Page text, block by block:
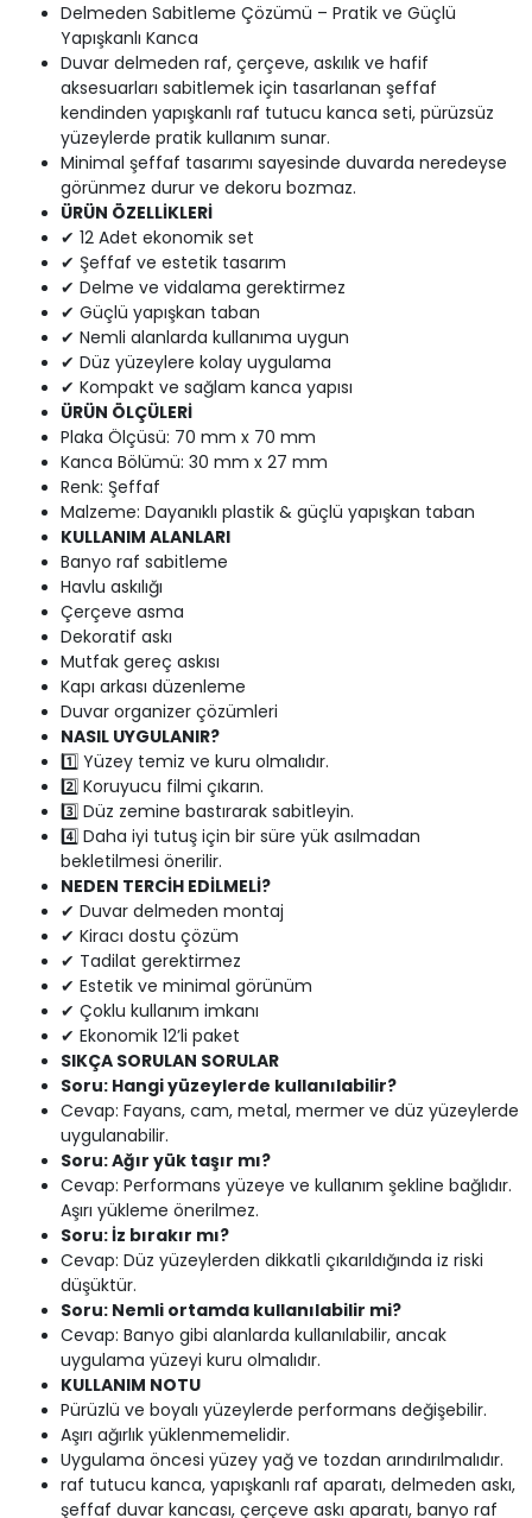
Delmeden Sabitleme Çözümü – Pratik ve Güçlü
Yapışkanlı Kanca
Duvar delmeden raf, çerçeve, askılık ve hafif
aksesuarları sabitlemek için tasarlanan şeffaf
kendinden yapışkanlı raf tutucu kanca seti, pürüzsüz
yüzeylerde pratik kullanım sunar.
Minimal şeffaf tasarımı sayesinde duvarda neredeyse
görünmez durur ve dekoru bozmaz.
ÜRÜN ÖZELLİKLERİ
✔ 12 Adet ekonomik set
✔ Şeffaf ve estetik tasarım
✔ Delme ve vidalama gerektirmez
✔ Güçlü yapışkan taban
✔ Nemli alanlarda kullanıma uygun
✔ Düz yüzeylere kolay uygulama
✔ Kompakt ve sağlam kanca yapısı
ÜRÜN ÖLÇÜLERİ
Plaka Ölçüsü: 70 mm x 70 mm
Kanca Bölümü: 30 mm x 27 mm
Renk: Şeffaf
Malzeme: Dayanıklı plastik & güçlü yapışkan taban
KULLANIM ALANLARI
Banyo raf sabitleme
Havlu askılığı
Çerçeve asma
Dekoratif askı
Mutfak gereç askısı
Kapı arkası düzenleme
Duvar organizer çözümleri
NASIL UYGULANIR?
1️⃣ Yüzey temiz ve kuru olmalıdır.
2️⃣ Koruyucu filmi çıkarın.
3️⃣ Düz zemine bastırarak sabitleyin.
4️⃣ Daha iyi tutuş için bir süre yük asılmadan
bekletilmesi önerilir.
NEDEN TERCİH EDİLMELİ?
✔ Duvar delmeden montaj
✔ Kiracı dostu çözüm
✔ Tadilat gerektirmez
✔ Estetik ve minimal görünüm
✔ Çoklu kullanım imkanı
✔ Ekonomik 12’li paket
SIKÇA SORULAN SORULAR
Soru: Hangi yüzeylerde kullanılabilir?
Cevap: Fayans, cam, metal, mermer ve düz yüzeylerde
uygulanabilir.
Soru: Ağır yük taşır mı?
Cevap: Performans yüzeye ve kullanım şekline bağlıdır.
Aşırı yükleme önerilmez.
Soru: İz bırakır mı?
Cevap: Düz yüzeylerden dikkatli çıkarıldığında iz riski
düşüktür.
Soru: Nemli ortamda kullanılabilir mi?
Cevap: Banyo gibi alanlarda kullanılabilir, ancak
uygulama yüzeyi kuru olmalıdır.
KULLANIM NOTU
Pürüzlü ve boyalı yüzeylerde performans değişebilir.
Aşırı ağırlık yüklenmemelidir.
Uygulama öncesi yüzey yağ ve tozdan arındırılmalıdır.
raf tutucu kanca, yapışkanlı raf aparatı, delmeden askı,
şeffaf duvar kancası, çerçeve askı aparatı, banyo raf